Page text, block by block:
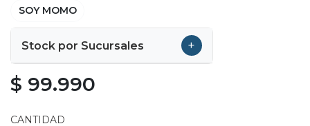
SOY MOMO
Stock por Sucursales +
$ 99.990
CANTIDAD